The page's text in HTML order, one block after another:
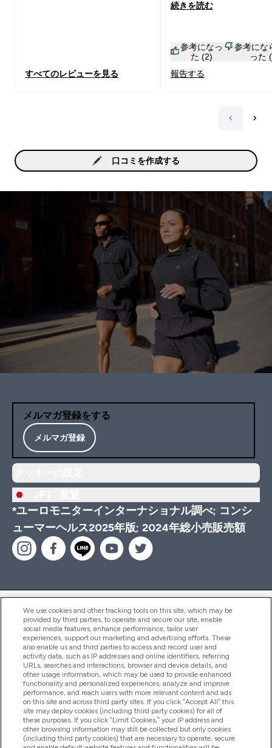
すべてのレビューを見る
すく美味しかったです。
まだと甘いので旦那はク
をプラスして水で作って
た。こちらはヨーグルト
続きを読む
参考になっ
た (2)
参考にな
った
報告する
口コミを作成する
メルマガ登録をする
メルマガ登録
*ユーロモニターインターナショナル調べ; コンシ
ューマーヘルス2025年版; 2024年総小売販売額
ヘルプ＆ガイド
商品について
会社概要
特典＆ポイント
We use cookies and other tracking tools on this site, which may be
provided by third parties, to operate and secure our site, enable
social media features, enhance performance, tailor user
experiences, support our marketing and advertising efforts. These
also enable us and third parties to access and record user and
activity data, such as IP addresses and online identifiers, referring
URLs, searches and interactions, browser and device details, and
other usage information, which may be used to provide enhanced
functionality and personalized experiences, analyze and improve
performance, and reach users with more relevant content and ads
on this site and across third party sites. If you click “Accept All” this
site may deploy cookies (including third party cookies) for all of
these purposes. If you click “Limit Cookies,” your IP address and
other browsing information may still be collected but only cookies
(including third party cookies) that are necessary to operate, secure